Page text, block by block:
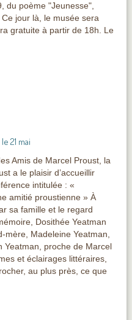
du poème "Jeunesse",
jour là, le musée sera
gratuite à partir de 18h. Le
21 mai
Amis de Marcel Proust, la
a le plaisir d’accueillir
intitulée : «
amitié proustienne » À
sa famille et le regard
Dosithée Yeatman
Madeleine Yeatman,
Yeatman, proche de Marcel
et éclairages littéraires,
au plus près, ce que